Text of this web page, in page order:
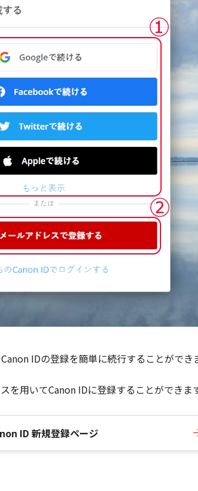
IDの登録を簡単に続行することができ
用いてCanon IDに登録することができます
ID 新規登録ページ